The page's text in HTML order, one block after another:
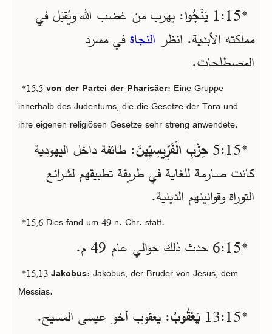
*15‏:1 يَنْجُوا: يهرب من غضب الله ويُقبَل في
مملكته الأبدية. انظر النجاةفي مسرد
المصطلحات.
*15,5von der Partei der Pharisäer: Eine Gruppe
innerhalb des Judentums, die die Gesetze der Tora und
ihre eigenen religiösen Gesetze sehr streng anwendete.
*15‏:5 حِزْبِ الْفَرِّيسِيِّينَ: طائفة داخل اليهودية
كانت صارمة للغاية في طريقة تطبيقهم لشرائع
التوراة وقوانينهم الدينية.
*15,6 Dies fand um 49 n. Chr. statt.
*15‏:6 حدث ذلك حوالي عام 49 م.
*15,13Jakobus: Jakobus, der Bruder von Jesus, dem
Messias.
*15‏:13 يَعْقُوبُ: يعقوب أخو عيسى المسيح.